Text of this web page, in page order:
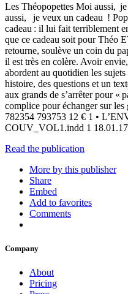
Les Théopopettes Moi aussi,
aussi, je veux un cadeau !
cadeau : il lui fait terriblement
que ce cadeau soit pour Théo
retourne, soulève un coin du
il est très en colère. Avoir
abordent au quotidien les
histoire, des questions et un
aux grands de s’arrêter pour «
complice pour échanger sur
782354 793753 12 € 1 •
COUV_VOL1.indd 1
Read the publication
More by this publisher
Share
Embed
Add to favorites
Comments
Company
About
Pricing